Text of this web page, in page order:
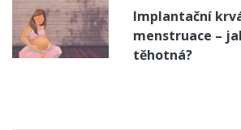
Implantační
menstruace –
těhotná?